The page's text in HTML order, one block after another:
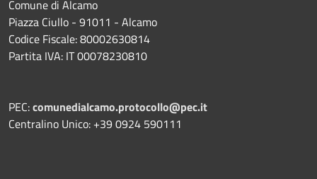
Comune di Alcamo
Piazza Ciullo - 91011 - Alcamo
Codice Fiscale: 80002630814
Partita IVA: IT 00078230810
PEC:comunedialcamo.protocollo@pec.it
Centralino Unico: +39 0924 590111